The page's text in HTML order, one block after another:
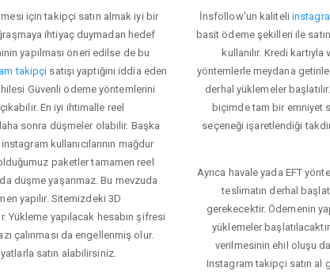
için takipçi satın almak iyi bir
ihtiyaç duymadan hedef
yapılması öneri edilse de bu
takipçi satışı yaptığını iddia eden
Güvenli ödeme yöntemlerini
En iyi ihtimalle reel
sonra düşmeler olabilir. Başka
kullanıcılarının mağdur
paketler tamamen reel
düşme yaşanmaz. Bu mevzuda
yapılır. Sitemizdeki 3D
Yükleme yapılacak hesabın şifresi
çalınması da engellenmiş olur.
satın alabilirsiniz.
İnsfollow'un kaliteli
basit ödeme şekilleri ile
kullanılır. Kredi
yöntemlerle meydana
derhal yüklemeler
biçimde tam bir emniyet
seçeneği işaretlendiği
Ayrıca havale yada EFT
teslimatın derhal
gerekecektir. Ödemenin
yüklemeler
verilmesinin ehil oluşu
Instagram takipçi satın al